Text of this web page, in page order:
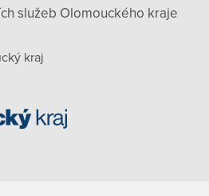
služeb Olomouckého kraje
kraj